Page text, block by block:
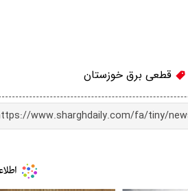
قطعی برق خوزستان